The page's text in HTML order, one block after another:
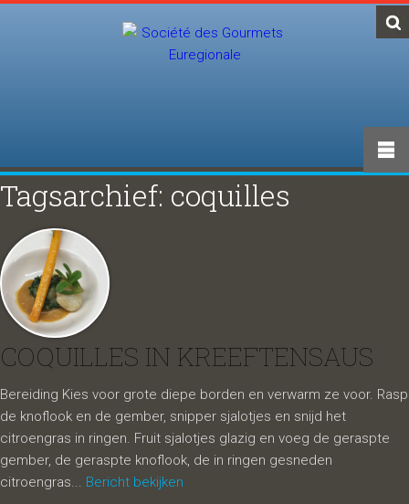
Tagsarchief: coquilles
COQUILLES IN KREEFTENSAUS
Bereiding Kies voor grote diepe borden en verwarm ze voor. Rasp
de knoflook en de gember, snipper sjalotjes en snijd het
citroengras in ringen. Fruit sjalotjes glazig en voeg de geraspte
gember, de geraspte knoflook, de in ringen gesneden
citroengras... Bericht bekijken